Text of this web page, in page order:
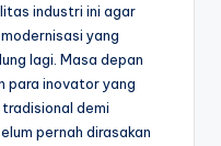
industri ini agar
yang
lagi. Masa depan
para inovator yang
demi
pernah dirasakan